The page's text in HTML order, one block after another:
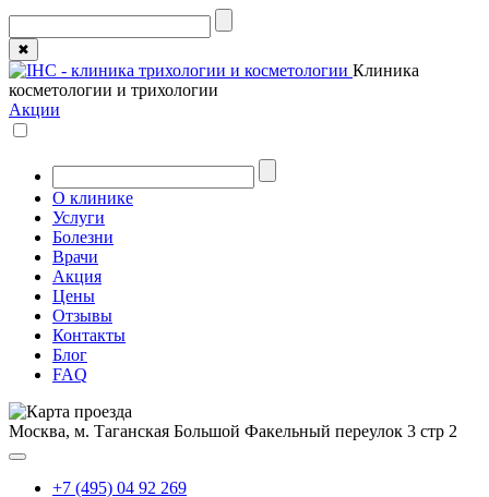
✖
Клиника
косметологии и трихологии
Акции
О клинике
Услуги
Болезни
Врачи
Акция
Цены
Отзывы
Контакты
Блог
FAQ
Москва, м. Таганская Большой Факельный переулок 3 стр 2
+7 (495) 04 92 269